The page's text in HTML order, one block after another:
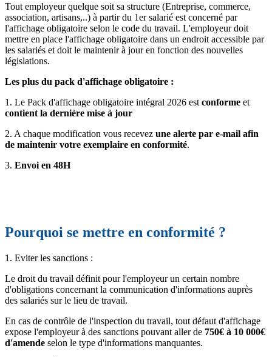
Tout employeur quelque soit sa structure (Entreprise, commerce,
association, artisans,..) à partir du 1er salarié est concerné par
l'affichage obligatoire selon le code du travail. L'employeur doit
mettre en place l'affichage obligatoire dans un endroit accessible par
les salariés et doit le maintenir à jour en fonction des nouvelles
législations.
Les plus du pack d'affichage obligatoire :
1. Le Pack d'affichage obligatoire intégral 2026 est conforme et
contient la dernière mise à jour
2. A chaque modification vous recevez une alerte par e-mail afin
de maintenir votre exemplaire en conformité.
3. Envoi en 48H
Pourquoi se mettre en conformité ?
1. Eviter les sanctions :
Le droit du travail définit pour l'employeur un certain nombre
d'obligations concernant la communication d'informations auprès
des salariés sur le lieu de travail.
En cas de contrôle de l'inspection du travail, tout défaut d'affichage
expose l'employeur à des sanctions pouvant aller de 750€ à 10 000€
d'amende selon le type d'informations manquantes.